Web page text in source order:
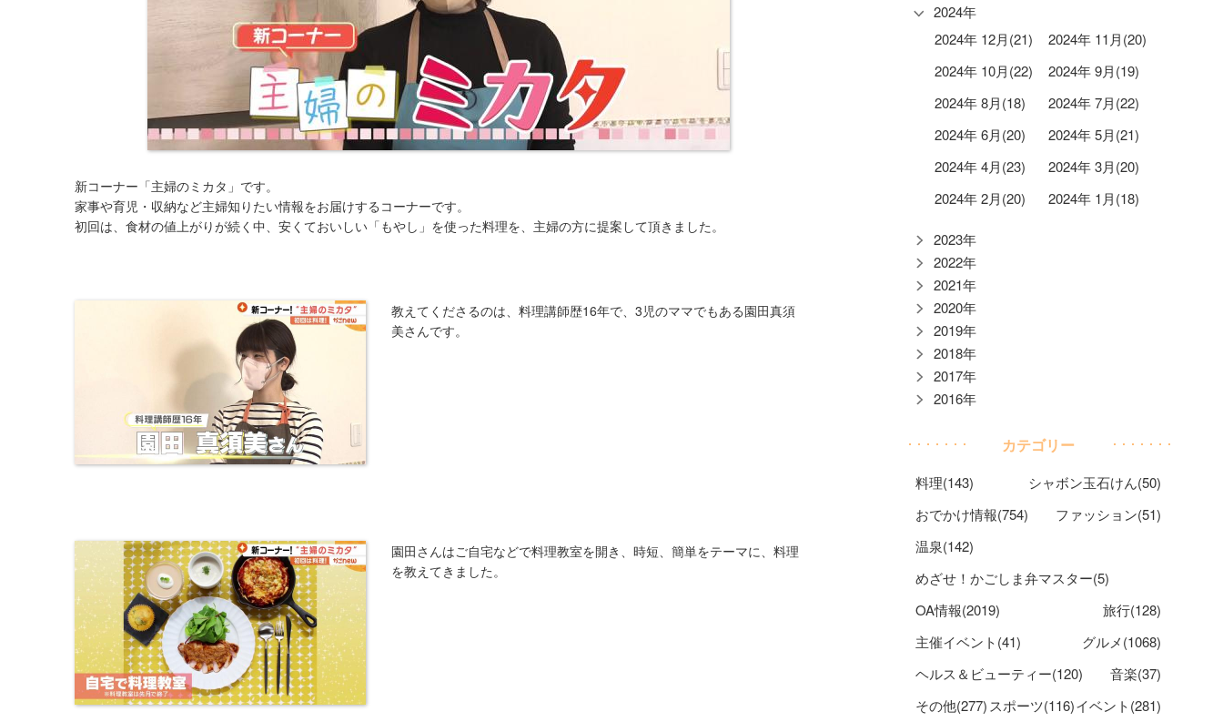
新コーナー「主婦のミカタ」です。
家事や育児・収納など主婦知りたい情報をお届けするコーナーです。
初回は、食材の値上がりが続く中、安くておいしい「もやし」を使った料理を、主婦の方に提案して頂きました。
教えてくださるのは、料理講師歴16年で、3児のママでもある園田真須
美さんです。
園田さんはご自宅などで料理教室を開き、時短、簡単をテーマに、料理
を教えてきました。
2024年
2024年 12月(21)
2024年 11月(20)
2024年 10月(22)
2024年 9月(19)
2024年 8月(18)
2024年 7月(22)
2024年 6月(20)
2024年 5月(21)
2024年 4月(23)
2024年 3月(20)
2024年 2月(20)
2024年 1月(18)
2023年
2022年
2021年
2020年
2019年
2018年
2017年
2016年
カテゴリー
料理(143)
シャボン玉石けん(50)
おでかけ情報(754)
ファッション(51)
温泉(142)
めざせ！かごしま弁マスター(5)
OA情報(2019)
旅行(128)
主催イベント(41)
グルメ(1068)
ヘルス＆ビューティー(120)
音楽(37)
その他(277) スポーツ(116)イベント(281)